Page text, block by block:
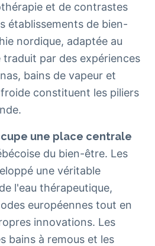
et de contrastes
établissements de bien-
nordique, adaptée au
traduit par des expériences
bains de vapeur et
constituent les piliers
une place centrale
du bien-être. Les
une véritable
l'eau thérapeutique,
européennes tout en
innovations. Les
bains à remous et les